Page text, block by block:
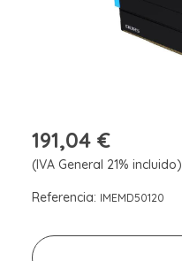
191,04 €
(IVA General 21% incluido)
Referencia: IMEMD50120